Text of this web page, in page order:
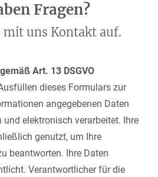
Fragen?
mit uns Kontakt auf.
Art. 13 DSGVO
dieses Formulars zur
angegebenen Daten
elektronisch verarbeitet. Ihre
genutzt, um Ihre
beantworten. Ihre Daten
Verantwortlicher für die